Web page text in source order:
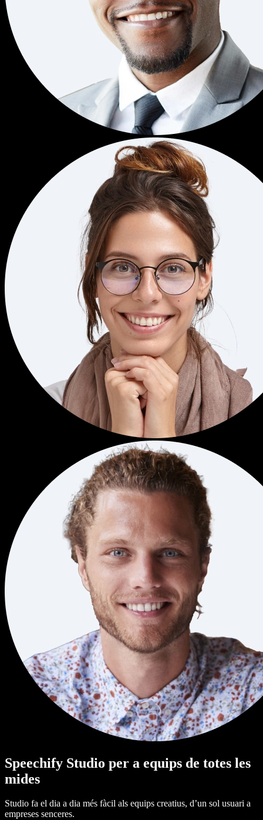
Speechify Studio per a equips de totes les
mides
Studio fa el dia a dia més fàcil als equips creatius, d’un sol usuari a
empreses senceres.